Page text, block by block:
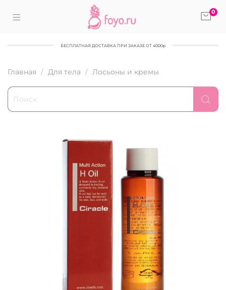
0
БЕСПЛАТНАЯ ДОСТАВКА ПРИ ЗАКАЗЕ ОТ 4000р
Главная Для тела Лосьоны и кремы